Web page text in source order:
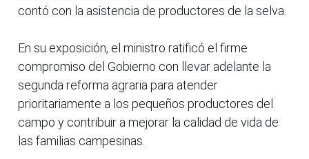
contó con la asistencia de productores de la selva.
En su exposición, el ministro ratificó el firme
compromiso del Gobierno con llevar adelante la
segunda reforma agraria para atender
prioritariamente a los pequeños productores del
campo y contribuir a mejorar la calidad de vida de
las familias campesinas.